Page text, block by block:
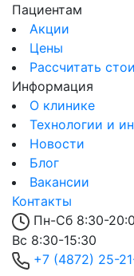
Пациентам
Акции
Цены
Рассчитать
Информация
О клинике
Технологии и
Новости
Блог
Вакансии
Контакты
Пн-Сб 8:30-
Вс 8:30-15:30
+7 (4872) 25-